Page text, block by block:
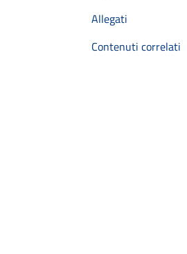
Allegati
Contenuti correlati